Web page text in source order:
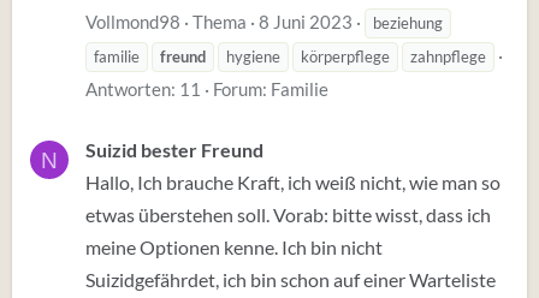
Vollmond98 Thema 8 Juni 2023
beziehung
familie
freund hygiene körperpflege zahnpflege
Antworten: 11 Forum: Familie
N
Suizid bester Freund
Hallo, Ich brauche Kraft, ich weiß nicht, wie man so
etwas überstehen soll. Vorab: bitte wisst, dass ich
meine Optionen kenne. Ich bin nicht
Suizidgefährdet, ich bin schon auf einer Warteliste